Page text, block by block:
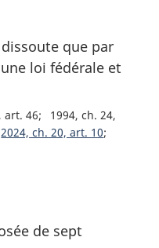
que par
loi fédérale et
art. 46
1994, ch. 24,
2024, ch. 20, art. 10
de sept